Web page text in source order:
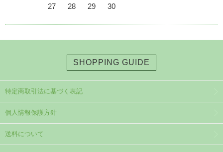
27 28 29 30
SHOPPING GUIDE
特定商取引法に基づく表記
個人情報保護方針
送料について